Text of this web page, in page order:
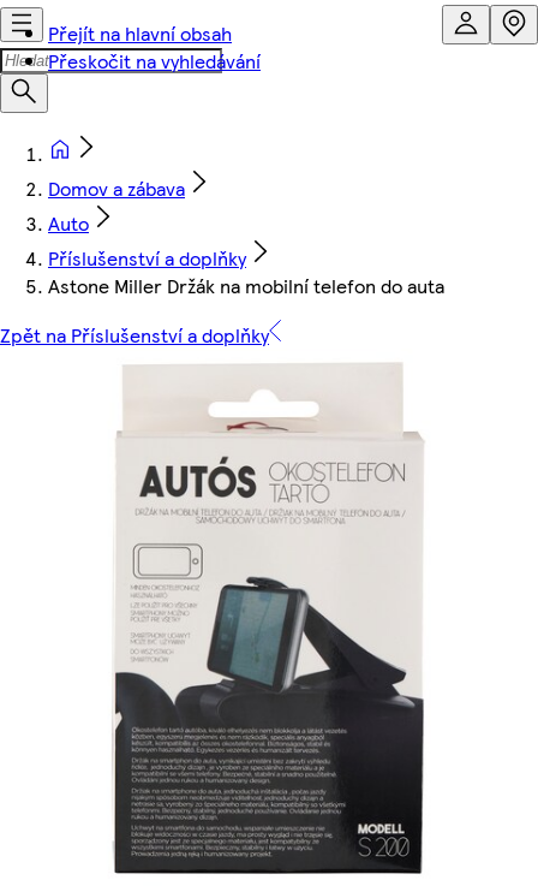
Přejít na hlavní obsah
Přeskočit na vyhledávání
Domov a zábava
Auto
Příslušenství a doplňky
Astone Miller Držák na mobilní telefon do auta
Zpět na Příslušenství a doplňky